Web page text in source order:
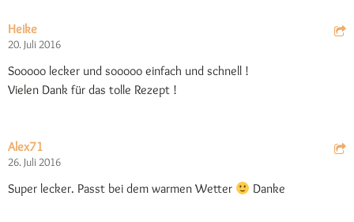
Heike
20. Juli 2016
Sooooo lecker und sooooo einfach und schnell !
Vielen Dank für das tolle Rezept !
Alex71
26. Juli 2016
Super lecker. Passt bei dem warmen Wetter Danke